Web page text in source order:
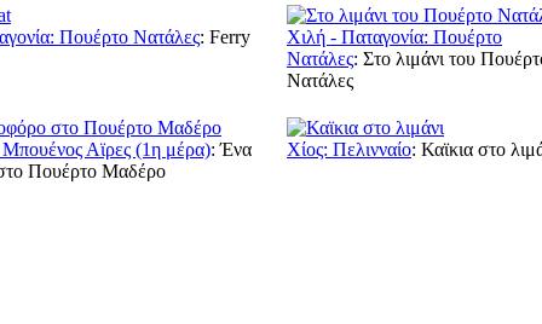
Πουέρτο Νατάλες: Ferry
Χιλή - Παταγονία: Πουέρτο
Νατάλες: Στο λιμάνι του
Νατάλες
Μπουένος Αϊρες (1η μέρα):Ένα
Πουέρτο Μαδέρο
Χίος: Πελινναίο: Καϊκια στο